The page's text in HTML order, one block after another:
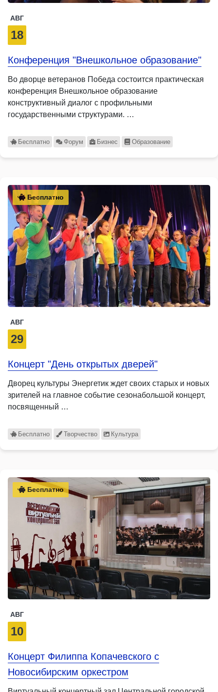
АВГ
18
Конференция "Внешкольное образование"
Во дворце ветеранов Победа состоится практическая
конференция Внешкольное образование
конструктивный диалог с профильными
государственными структурами. …
Бесплатно Форум Бизнес Образование
Бесплатно
АВГ
29
Концерт "День открытых дверей"
Дворец культуры Энергетик ждет своих старых и новых
зрителей на главное событие сезонабольшой концерт,
посвященный …
Бесплатно Творчество Культура
Бесплатно
АВГ
10
Концерт Филиппа Копачевского с
Новосибирским оркестром